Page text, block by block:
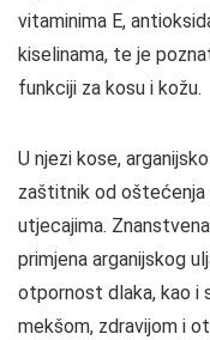
vitaminima E,
kiselinama, te je
funkciji za kosu i kožu.
U njezi kose,
zaštitnik od oštećenja
utjecajima.
primjena arganijskog
otpornost dlaka, kao i
mekšom, zdravijom i